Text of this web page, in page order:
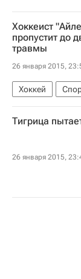
Хоккеист
пропустит до
травмы
26 января 2015,
Хоккей
Национальная
Нью-Йорк
Тигрица
26 января 2015,